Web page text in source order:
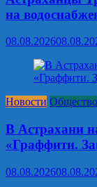
на
08.08.2026
Новости Общество
В Астрахани
«Граффити.
08.08.2026